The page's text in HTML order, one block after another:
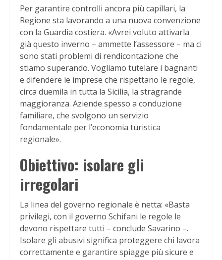
Per garantire controlli ancora più capillari, la
Regione sta lavorando a una nuova convenzione
con la Guardia costiera. «Avrei voluto attivarla
già questo inverno – ammette l’assessore – ma ci
sono stati problemi di rendicontazione che
stiamo superando. Vogliamo tutelare i bagnanti
e difendere le imprese che rispettano le regole,
circa duemila in tutta la Sicilia, la stragrande
maggioranza. Aziende spesso a conduzione
familiare, che svolgono un servizio
fondamentale per l’economia turistica
regionale».
Obiettivo: isolare gli
irregolari
La linea del governo regionale è netta: «Basta
privilegi, con il governo Schifani le regole le
devono rispettare tutti – conclude Savarino –.
Isolare gli abusivi significa proteggere chi lavora
correttamente e garantire spiagge più sicure e